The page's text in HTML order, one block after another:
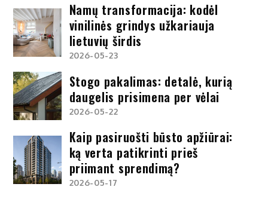
Namų transformacija: kodėl
vinilinės grindys užkariauja
lietuvių širdis
2026-05-23
Stogo pakalimas: detalė, kurią
daugelis prisimena per vėlai
2026-05-22
Kaip pasiruošti būsto apžiūrai:
ką verta patikrinti prieš
priimant sprendimą?
2026-05-17